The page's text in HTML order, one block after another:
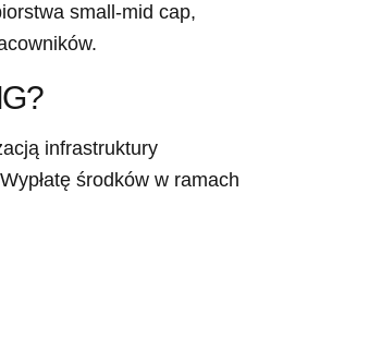
small-mid cap,
infrastruktury
środków w ramach